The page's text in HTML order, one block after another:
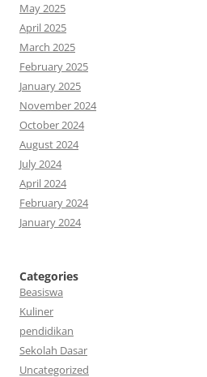
May 2025
April 2025
March 2025
February 2025
January 2025
November 2024
October 2024
August 2024
July 2024
April 2024
February 2024
January 2024
Categories
Beasiswa
Kuliner
pendidikan
Sekolah Dasar
Uncategorized